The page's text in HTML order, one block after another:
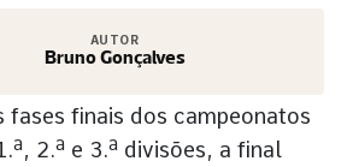
AUTOR
Bruno Gonçalves
fases finais dos campeonatos
2.ª e 3.ª divisões, a final